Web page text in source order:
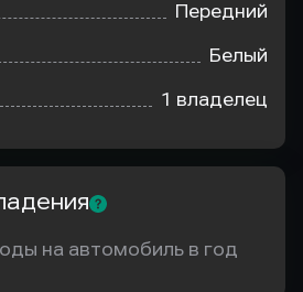
Передний
Белый
1 владелец
на автомобиль в год